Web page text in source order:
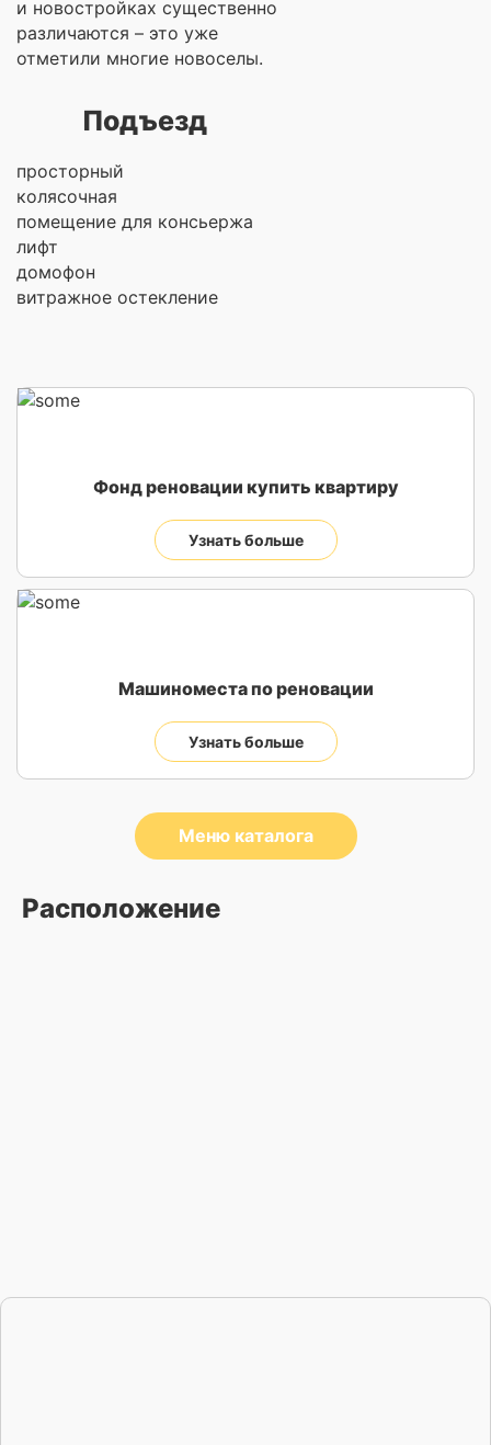
и новостройках существенно
различаются – это уже
отметили многие новоселы.
Подъезд
просторный
колясочная
помещение для консьержа
лифт
домофон
витражное остекление
Фонд реновации купить квартиру
Узнать больше
Машиноместа по реновации
Узнать больше
Меню каталога
Расположение